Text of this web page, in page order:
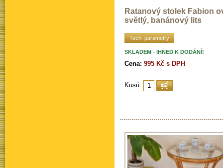
Ratanový stolek Fabion
světlý, banánový lits
Tech. parametry
SKLADEM - IHNED K DODÁNÍ!
Cena: 995 Kč s DPH
Kusů: